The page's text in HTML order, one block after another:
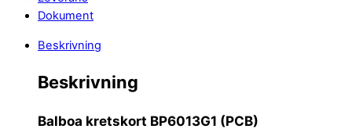
Dokument
Beskrivning
Beskrivning
Balboa kretskort BP6013G1 (PCB)